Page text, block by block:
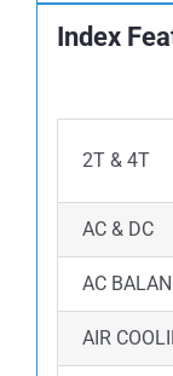
Index
2T & 4T
AC & DC
AC
AIR